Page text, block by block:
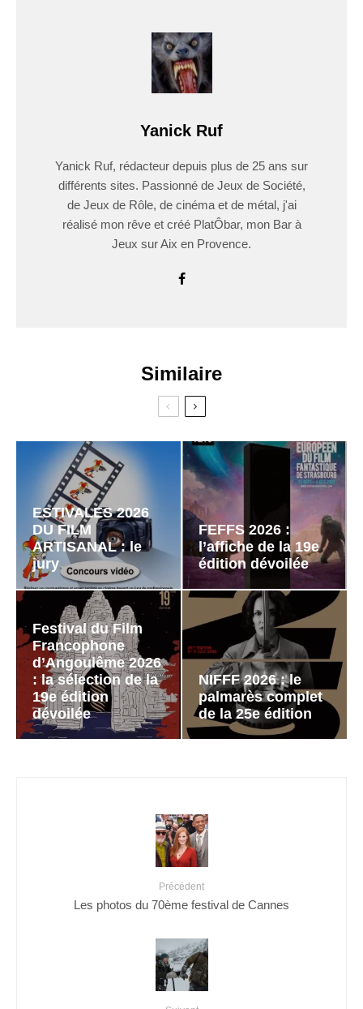
Yanick Ruf
Yanick Ruf, rédacteur depuis plus de 25 ans sur
différents sites. Passionné de Jeux de Société,
de Jeux de Rôle, de cinéma et de métal, j'ai
réalisé mon rêve et créé PlatÔbar, mon Bar à
Jeux sur Aix en Provence.
Similaire
ESTIVALES 2026
DU FILM
ARTISANAL : le
jury
FEFFS 2026 :
l’affiche de la 19e
édition dévoilée
Festival du Film
Francophone
d’Angoulême 2026
: la sélection de la
19e édition
dévoilée
NIFFF 2026 : le
palmarès complet
de la 25e édition
Précédent
Les photos du 70ème festival de Cannes